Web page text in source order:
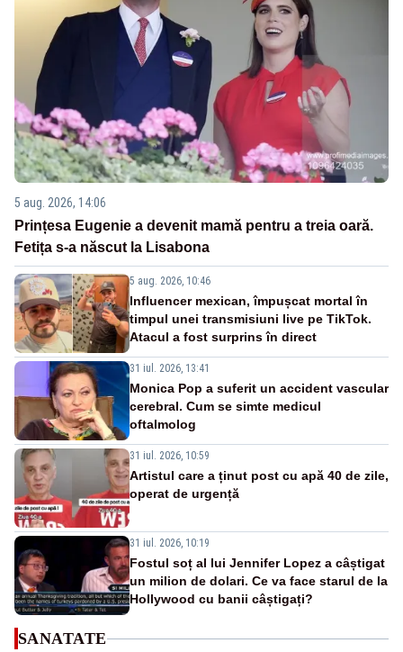
5 aug. 2026, 14:06
Prințesa Eugenie a devenit mamă pentru a treia oară.
Fetița s-a născut la Lisabona
5 aug. 2026, 10:46
Influencer mexican, împușcat mortal în
timpul unei transmisiuni live pe TikTok.
Atacul a fost surprins în direct
31 iul. 2026, 13:41
Monica Pop a suferit un accident vascular
cerebral. Cum se simte medicul
oftalmolog
31 iul. 2026, 10:59
Artistul care a ținut post cu apă 40 de zile,
operat de urgență
31 iul. 2026, 10:19
Fostul soț al lui Jennifer Lopez a câștigat
un milion de dolari. Ce va face starul de la
Hollywood cu banii câștigați?
SANATATE